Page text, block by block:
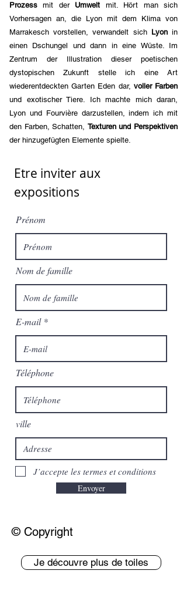
Prozess mit der Umwelt mit. Hört man sich
Vorhersagen an, die Lyon mit dem Klima von
Marrakesch vorstellen, verwandelt sich Lyonin
einen Dschungel und dann in eine Wüste. Im
Zentrum der Illustration dieser poetischen
dystopischen Zukunft stelle ich eine Art
wiederentdeckten Garten Eden dar, voller Farben
und exotischer Tiere. Ich machte mich daran,
Lyon und Fourvière darzustellen, indem ich mit
den Farben, Schatten, Texturen und Perspektiven
der hinzugefügten Elemente spielte.
Etre inviter aux
expositions
Prénom
Nom de famille
E-mail
Téléphone
ville
J’accepte les termes et conditions
Envoyer
© Copyright
Je découvre plus de toiles